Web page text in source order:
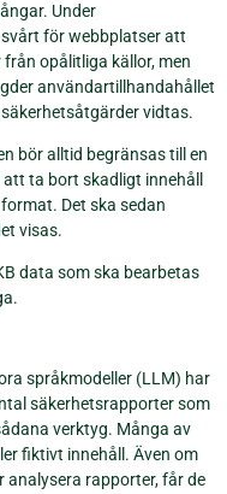
Under
för webbplatser att
opålitliga källor, men
användartillhandahållet
vidtas.
bör alltid begränsas till en
ta bort skadligt innehåll
Det ska sedan
visas.
data som ska bearbetas
språkmodeller (LLM) har
säkerhetsrapporter som
verktyg. Många av
fiktivt innehåll. Även om
analysera rapporter, får de